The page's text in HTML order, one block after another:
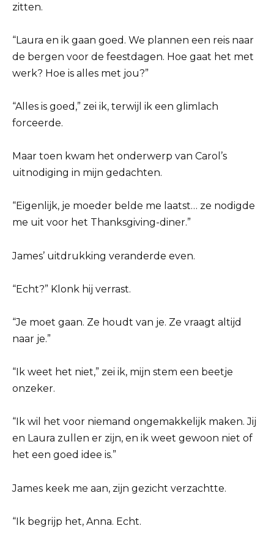
zitten.
“Laura en ik gaan goed. We plannen een reis naar
de bergen voor de feestdagen. Hoe gaat het met
werk? Hoe is alles met jou?”
“Alles is goed,” zei ik, terwijl ik een glimlach
forceerde.
Maar toen kwam het onderwerp van Carol’s
uitnodiging in mijn gedachten.
“Eigenlijk, je moeder belde me laatst… ze nodigde
me uit voor het Thanksgiving-diner.”
James’ uitdrukking veranderde even.
“Echt?” Klonk hij verrast.
“Je moet gaan. Ze houdt van je. Ze vraagt altijd
naar je.”
“Ik weet het niet,” zei ik, mijn stem een beetje
onzeker.
“Ik wil het voor niemand ongemakkelijk maken. Jij
en Laura zullen er zijn, en ik weet gewoon niet of
het een goed idee is.”
James keek me aan, zijn gezicht verzachtte.
“Ik begrijp het, Anna. Echt.